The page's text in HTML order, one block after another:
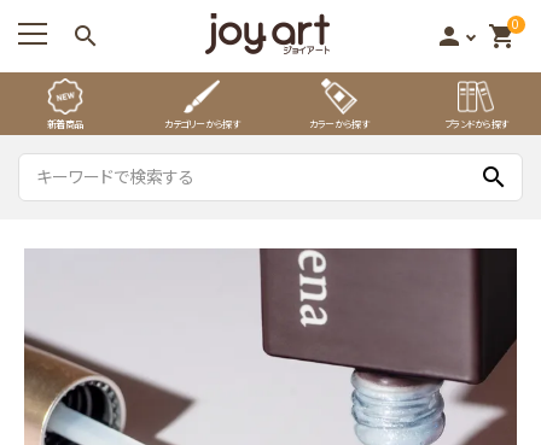
search person 0
shopping_cart
新着商品 カテゴリーから探す カラーから探す ブランドから探す
search